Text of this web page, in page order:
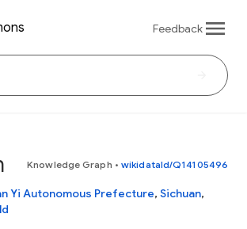
Feedback
Knowledge Graph • wikidataId/Q14105496
Yi Autonomous Prefecture, Sichuan,